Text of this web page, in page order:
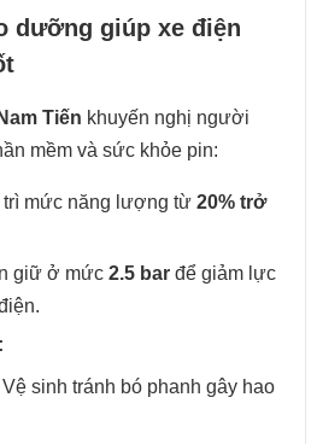
dưỡng giúp xe điện
Nam Tiến khuyến nghị người
mềm và sức khỏe pin:
trì mức năng lượng từ 20% trở
giữ ở mức 2.5 barđể giảm lực
Vệ sinh tránh bó phanh gây hao